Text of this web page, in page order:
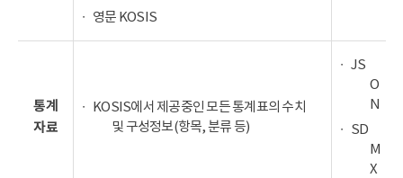
영문 KOSIS
통계
자료
KOSIS에서 제공중인 모든 통계표의 수치
및 구성정보(항목, 분류 등)
JS
O
N
SD
M
X